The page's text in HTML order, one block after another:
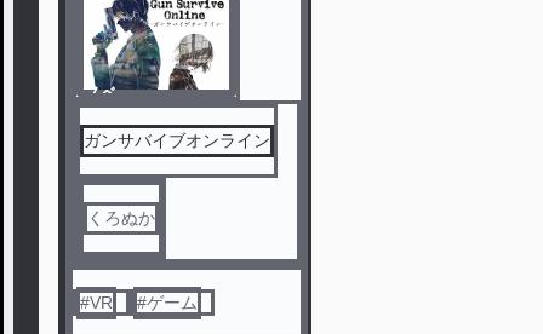
ノベ
ガンサバイブオンライン
くろぬか
#VR #ゲーム